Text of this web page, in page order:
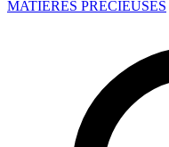
MATIÈRES PRÉCIEUSES